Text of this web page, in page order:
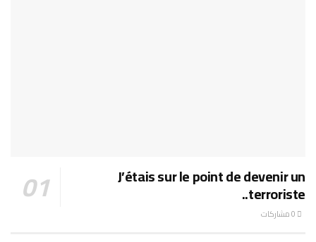
J’étais sur le point de devenir un
terroriste..